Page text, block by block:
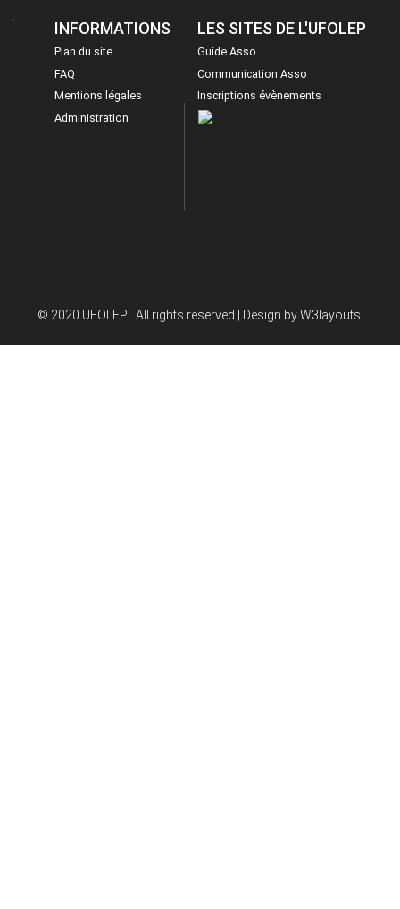
INFORMATIONS
Plan du site
FAQ
Mentions légales
Administration
LES SITES DE L'UFOLEP
Guide Asso
Communication Asso
Inscriptions évènements
© 2020 UFOLEP . All rights reserved | Design byW3layouts.